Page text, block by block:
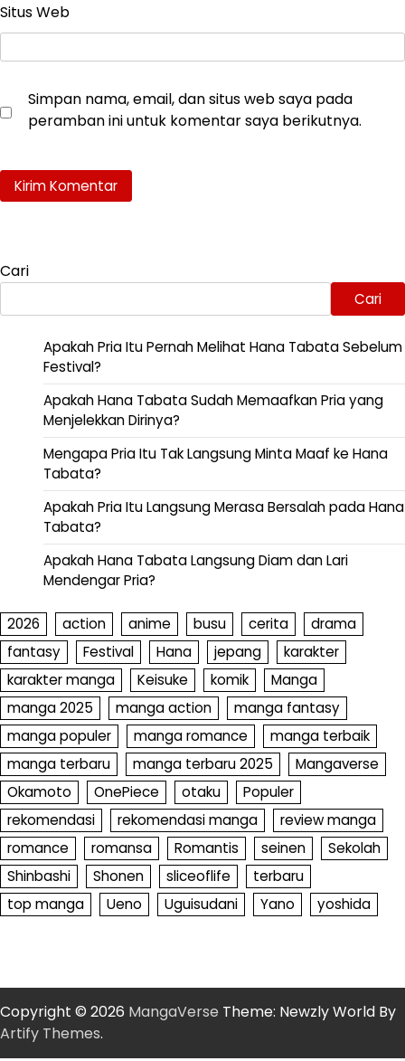
Situs Web
Simpan nama, email, dan situs web saya pada
peramban ini untuk komentar saya berikutnya.
Cari
Cari
Apakah Pria Itu Pernah Melihat Hana Tabata Sebelum
Festival?
Apakah Hana Tabata Sudah Memaafkan Pria yang
Menjelekkan Dirinya?
Mengapa Pria Itu Tak Langsung Minta Maaf ke Hana
Tabata?
Apakah Pria Itu Langsung Merasa Bersalah pada Hana
Tabata?
Apakah Hana Tabata Langsung Diam dan Lari
Mendengar Pria?
2026 action anime busu cerita
drama
fantasy
Festival Hana jepang
karakter
karakter manga
Keisuke komik
Manga
manga 2025
manga action
manga fantasy
manga populer
manga romance
manga terbaik
manga terbaru
manga terbaru 2025
Mangaverse
Okamoto
OnePiece otaku
Populer
rekomendasi
rekomendasi manga
review manga
romance
romansa Romantis seinen
Sekolah
Shinbashi
Shonen sliceoflife
terbaru
top manga
Ueno Uguisudani Yano yoshida
Copyright © 2026 MangaVerse Theme: Newzly World By
Artify Themes.